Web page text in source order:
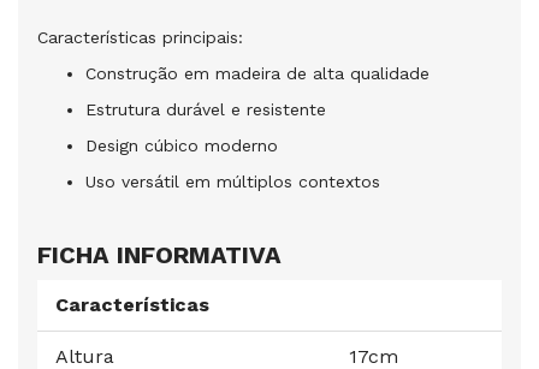
Características principais:
Construção em madeira de alta qualidade
Estrutura durável e resistente
Design cúbico moderno
Uso versátil em múltiplos contextos
FICHA INFORMATIVA
Características
Altura 17cm